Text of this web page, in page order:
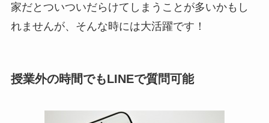
家だとついついだらけてしまうことが多いかもし
れませんが、そんな時には大活躍です！
授業外の時間でもLINEで質問可能